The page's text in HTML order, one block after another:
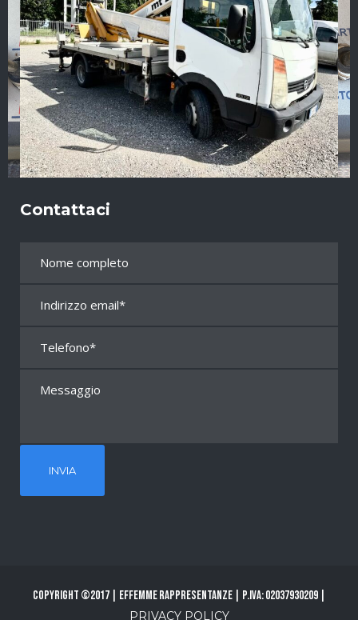
Contattaci
Copyright ©2017 | Effemme Rappresentanze | P.Iva: 02037930209 |
PRIVACY POLICY